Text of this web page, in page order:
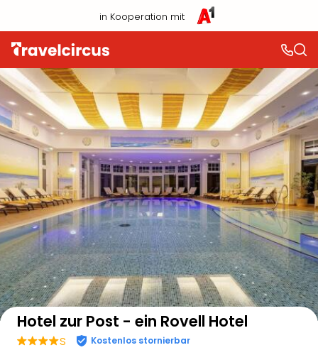
in Kooperation mit
Auf der Karte anzeigen
Hotel zur Post - ein Rovell Hotel
s Kostenlos stornierbar